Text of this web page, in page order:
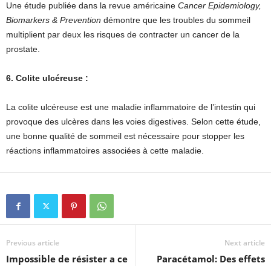
Une étude publiée dans la revue américaine Cancer Epidemiology,
Biomarkers & Prevention démontre que les troubles du sommeil
multiplient par deux les risques de contracter un cancer de la
prostate.
6. Colite ulcéreuse :
La colite ulcéreuse est une maladie inflammatoire de l’intestin qui
provoque des ulcères dans les voies digestives. Selon cette étude,
une bonne qualité de sommeil est nécessaire pour stopper les
réactions inflammatoires associées à cette maladie.
Previous article
Impossible de résister a ce
Next article
Paracétamol: Des effets